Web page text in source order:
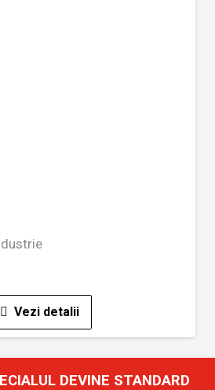
Vezi detalii
DEVINE STANDARD